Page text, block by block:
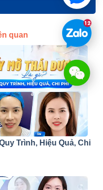
quan
Trình, Hiệu Quả, Chi